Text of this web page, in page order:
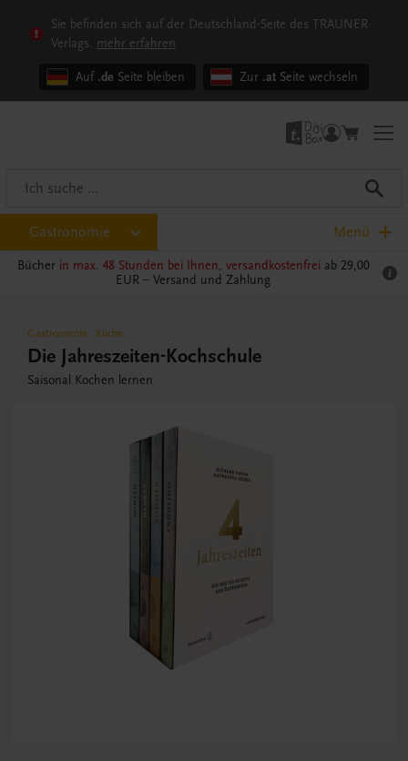
Sie befinden sich auf der Deutschland-Seite des TRAUNER
Verlags. mehr erfahren
Auf .de Seite bleiben Zur .at Seite wechseln
Gastronomie Menü
Bücher in max. 48 Stunden bei Ihnen, versandkostenfrei ab 29,00
EUR – Versand und Zahlung
Gastronomie - Küche
Die Jahreszeiten-Kochschule
Saisonal Kochen lernen